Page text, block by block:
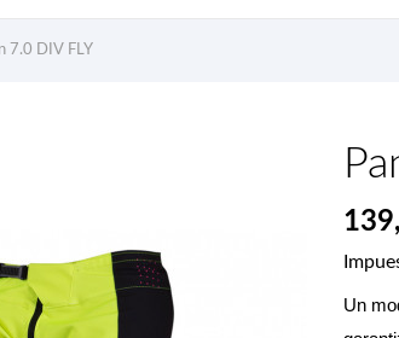
7.0 DIV FLY
Un